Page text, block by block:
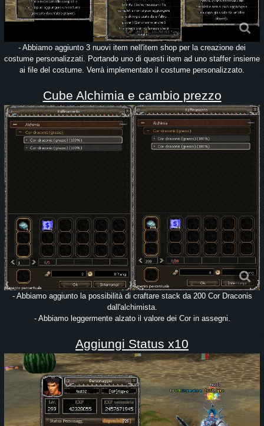
- Abbiamo aggiunto 3 nuovi item nell'item shop per la creazione dei
costume personalizzati. Portando uno di questi item ad uno staffer insieme
ai file del costume. Verrà implementato il costume personalizzato.
Cube Alchimia e cambio prezzo
- Abbiamo aggiunto la possibilità di craftare stack da 200 Cor Draconis
dall'alchimista.
- Abbiamo leggermente alzato il valore dei Cor in assegni.
Aggiungi Status x10